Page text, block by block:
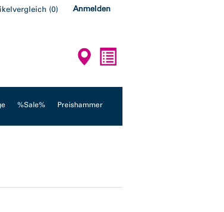
(0) Anmelden
%Sale% Preishammer